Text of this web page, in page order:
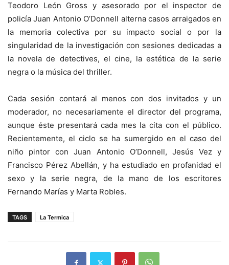
Teodoro León Gross y asesorado por el inspector de
policía Juan Antonio O’Donnell alterna casos arraigados en
la memoria colectiva por su impacto social o por la
singularidad de la investigación con sesiones dedicadas a
la novela de detectives, el cine, la estética de la serie
negra o la música del thriller.
Cada sesión contará al menos con dos invitados y un
moderador, no necesariamente el director del programa,
aunque éste presentará cada mes la cita con el público.
Recientemente, el ciclo se ha sumergido en el caso del
niño pintor con Juan Antonio O’Donnell, Jesús Vez y
Francisco Pérez Abellán, y ha estudiado en profanidad el
sexo y la serie negra, de la mano de los escritores
Fernando Marías y Marta Robles.
TAGS La Termica